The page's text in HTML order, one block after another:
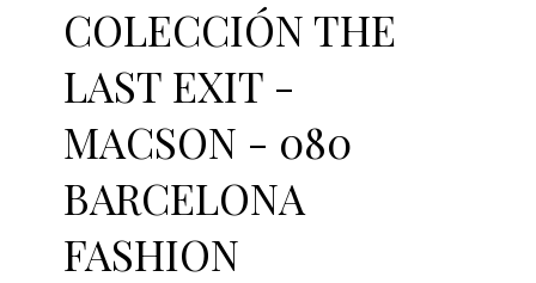
COLECCIÓN THE
LAST EXIT -
MACSON - 080
BARCELONA
FASHION